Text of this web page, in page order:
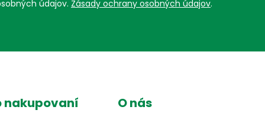
údajov. Zásady ochrany osobných údajov.
nakupovaní O nás